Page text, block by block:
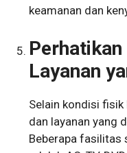
keamanan dan
Layanan
Selain kondisi
dan layanan yang
Beberapa fasilitas